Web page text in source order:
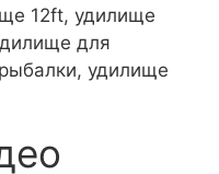
12ft, удилище
для
удилище